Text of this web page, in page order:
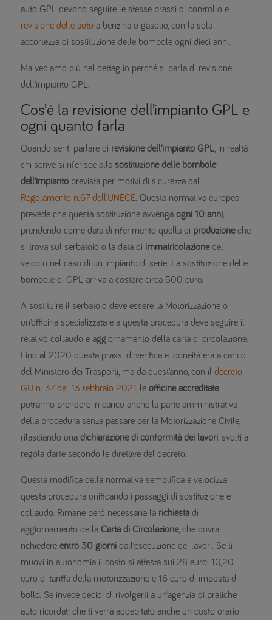
auto GPL devono seguire le stesse prassi di controllo e
revisione delle auto a benzina o gasolio, con la sola
accortezza di sostituzione delle bombole ogni dieci anni.
Ma vediamo più nel dettaglio perché si parla di revisione
dell’impianto GPL.
Cos’è la revisione dell’impianto GPL e
ogni quanto farla
Quando senti parlare di revisione dell’impianto GPL , in realtà
chi scrive si riferisce alla sostituzione delle bombole
dell’impianto prevista per motivi di sicurezza dal
Regolamento n.67 dell’UNECE. Questa normativa europea
prevede che questa sostituzione avvenga ogni 10 anni
prendendo come data di riferimento quella di produzioneche
si trova sul serbatoio o la data di immatricolazionedel
veicolo nel caso di un impianto di serie. La sostituzione delle
bombole di GPL arriva a costare circa 500 euro.
A sostituire il serbatoio deve essere la Motorizzazione o
un’officina specializzata e a questa procedura deve seguire il
relativo collaudo e aggiornamento della carta di circolazione.
Fino al 2020 questa prassi di verifica e idoneità era a carico
del Ministero dei Trasporti, ma da quest’anno, con il decreto
GU n. 37 del 13 febbraio 2021
, le officine accreditate
potranno prendere in carico anche la parte amministrativa
della procedura senza passare per la Motorizzazione Civile,
rilasciando una dichiarazione di conformità dei lavori , svolti a
regola d’arte secondo le direttive del decreto.
Questa modifica della normativa semplifica e velocizza
questa procedura unificando i passaggi di sostituzione e
collaudo. Rimane però necessaria la richiesta di
aggiornamento della Carta di Circolazione, che dovrai
richiedere entro 30 giorni dall’esecuzione dei lavori. Se ti
muovi in autonomia il costo si attesta sui 28 euro: 10,20
euro di tariffa della motorizzazione e 16 euro di imposta di
bollo. Se invece decidi di rivolgerti a un’agenzia di pratiche
auto ricordati che ti verrà addebitato anche un costo orario